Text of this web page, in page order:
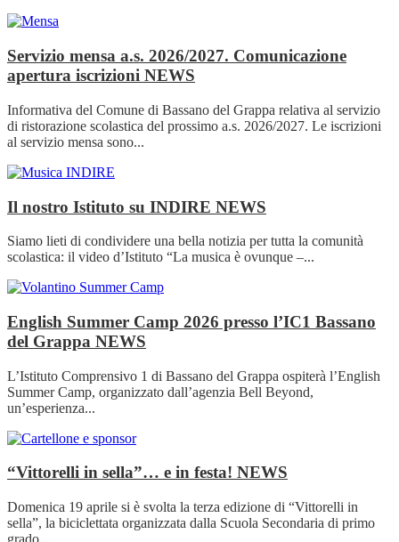
Servizio mensa a.s. 2026/2027. Comunicazione
apertura iscrizioni NEWS
Informativa del Comune di Bassano del Grappa relativa al servizio
di ristorazione scolastica del prossimo a.s. 2026/2027. Le iscrizioni
al servizio mensa sono...
Il nostro Istituto su INDIRE NEWS
Siamo lieti di condividere una bella notizia per tutta la comunità
scolastica: il video d’Istituto “La musica è ovunque –...
English Summer Camp 2026 presso l’IC1 Bassano
del Grappa NEWS
L’Istituto Comprensivo 1 di Bassano del Grappa ospiterà l’English
Summer Camp, organizzato dall’agenzia Bell Beyond,
un’esperienza...
“Vittorelli in sella”… e in festa! NEWS
Domenica 19 aprile si è svolta la terza edizione di “Vittorelli in
sella”, la biciclettata organizzata dalla Scuola Secondaria di primo